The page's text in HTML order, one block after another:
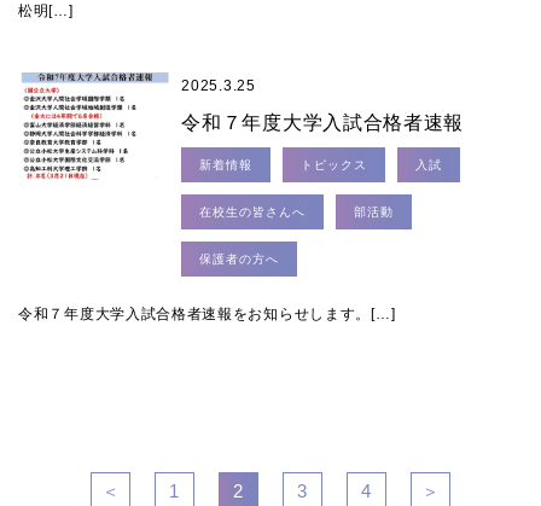
松明[…]
2025.3.25
令和７年度大学入試合格者速報
新着情報 トピックス 入試
在校生の皆さんへ 部活動
保護者の方へ
令和７年度大学入試合格者速報をお知らせします。[…]
＜ 1 2 3 4 ＞